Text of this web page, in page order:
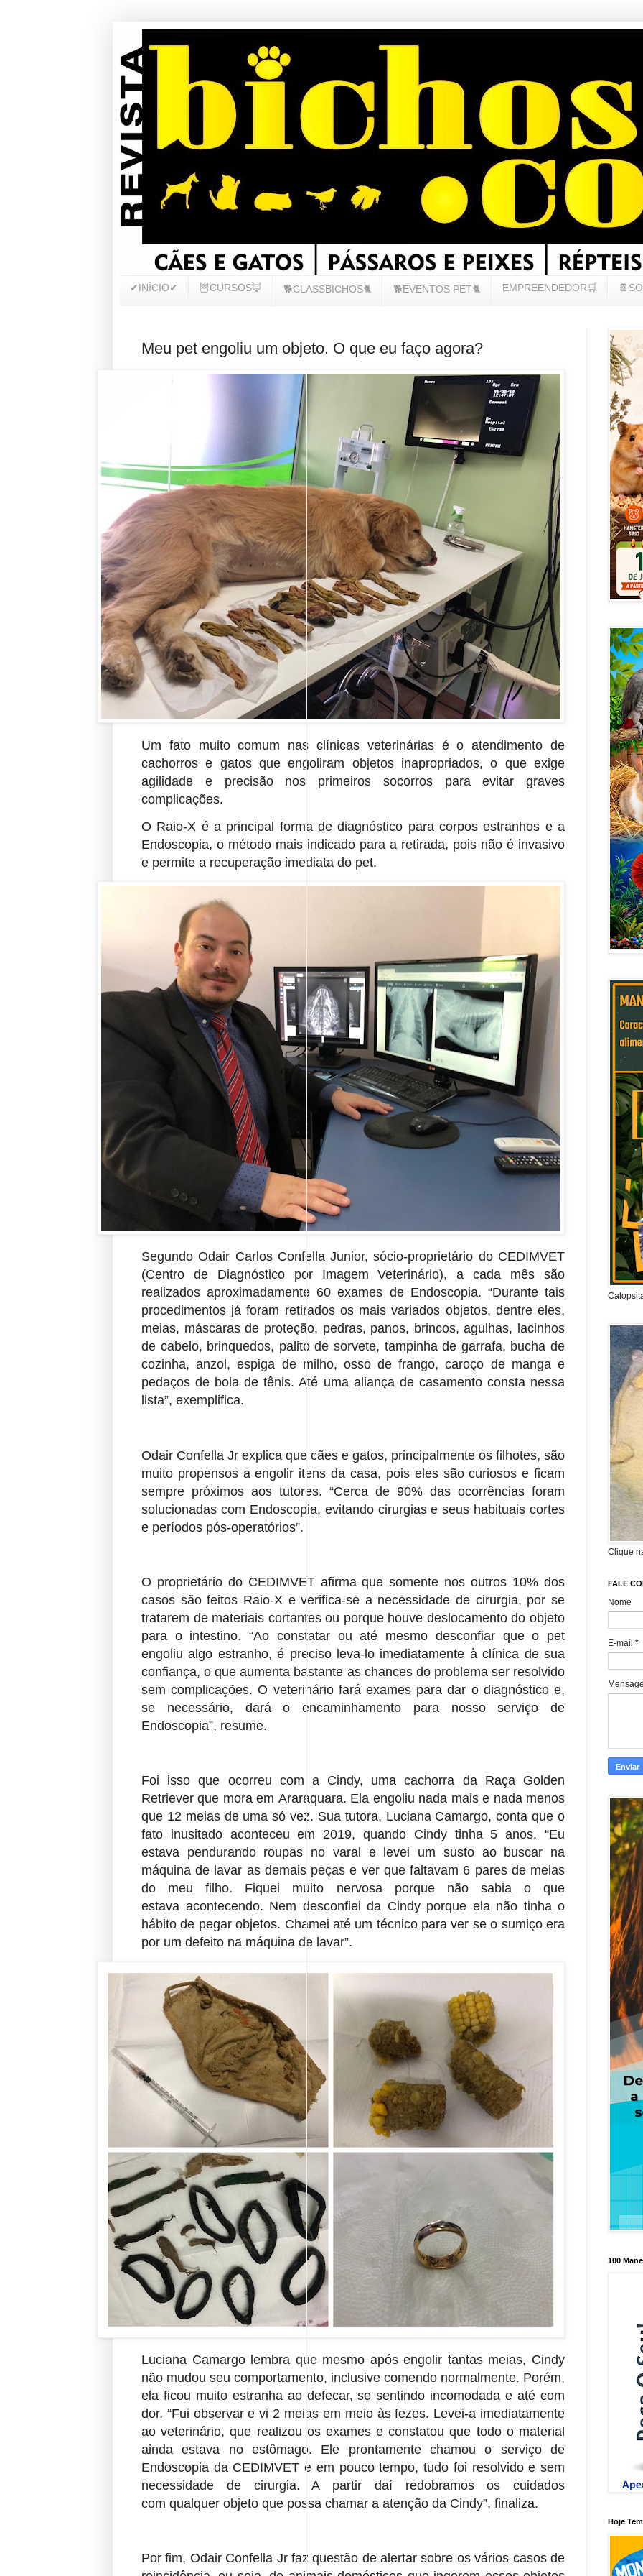
✔INÍCIO✔ 🦉CURSOS🦊 🐕CLASSBICHOS🐈 🐕EVENTOS PET🐈 EMPREENDEDOR🛒
Meu pet engoliu um objeto. O que eu faço agora?
Um fato muito comum nas clínicas veterinárias é o atendimento de
cachorros e gatos queengoliram objetos inapropriados, o que exige
agilidade e precisão nos primeiros socorros paraevitar graves
complicações.
O Raio-X é a principal forma de diagnóstico para corpos estranhos e a
Endoscopia, o método mais indicado para a retirada, pois não é invasivo
e permite a recuperação imediata do pet.
Segundo Odair Carlos Confella Junior, sócio-proprietário do CEDIMVET
(Centro de Diagnóstico por Imagem Veterinário), a cada mês são
realizados aproximadamente 60 exames de Endoscopia. “Durante tais
procedimentos já foram retirados os mais variados objetos, dentre eles,
meias, máscaras de proteção, pedras, panos, brincos, agulhas, lacinhos
de cabelo, brinquedos, palito de sorvete, tampinha de garrafa, bucha de
cozinha, anzol, espiga de milho, osso de frango, caroço de manga e
pedaços de bola de tênis. Até uma aliança de casamento consta nessa
lista”, exemplifica.
Odair Confella Jr explica que cães e gatos, principalmente os filhotes, são
muito propensos a engolir itens da casa, pois eles são curiosos e ficam
sempre próximos aos tutores. “Cerca de 90% das ocorrências foram
solucionadas com Endoscopia, evitando cirurgias e seus habituais cortes
e períodos pós-operatórios”.
O proprietário do CEDIMVET afirma que somente nos outros 10% dos
casos são feitos Raio-X everifica-se a necessidade de cirurgia, por se
tratarem de materiais cortantes ou porque houve deslocamento do objeto
para o intestino. “Ao constatar ou até mesmo desconfiar que o pet
engoliualgo estranho, é preciso leva-lo imediatamente à clínica de sua
confiança, o que aumenta bastante as chances do problema ser resolvido
sem complicações. O veterinário fará exames para dar o diagnóstico e,
se necessário, dará o encaminhamento para nosso serviço de
Endoscopia”, resume.
Foi isso que ocorreu com a Cindy, uma cachorra da Raça Golden
Retriever que mora em Araraquara. Ela engoliu nada mais e nada menos
que 12 meias de uma só vez. Sua tutora, Luciana Camargo, conta que o
fato inusitado aconteceu em 2019, quando Cindy tinha 5 anos. “Eu
estava pendurando roupas no varal e levei um susto ao buscar na
máquina de lavar as demais peças e ver que faltavam 6 pares de meias
do meu filho. Fiquei muito nervosa porque não sabia o que
estava acontecendo. Nem desconfiei da Cindy porque ela não tinha o
hábito de pegar objetos. Chamei até um técnico para ver se o sumiço era
por um defeito na máquina de lavar”.
Luciana Camargo lembra que mesmo após engolir tantas meias, Cindy
não mudou seu comportamento, inclusive comendo normalmente. Porém,
ela ficou muito estranha ao defecar, sesentindo incomodada e até com
dor. “Fui observar e vi 2 meias em meio às fezes. Levei-a imediatamente
ao veterinário, que realizou os exames e constatou que todo o material
aindaestava no estômago. Ele prontamente chamou o serviço de
Endoscopia da CEDIMVET e em poucotempo, tudo foi resolvido e sem
necessidade de cirurgia. A partir daí redobramos os cuidados
com qualquer objeto que possa chamar a atenção da Cindy”, finaliza.
Por fim, Odair Confella Jr faz questão de alertar sobre os vários casos de
Clique
FALE
Nome
E-mail *
100
Hoje